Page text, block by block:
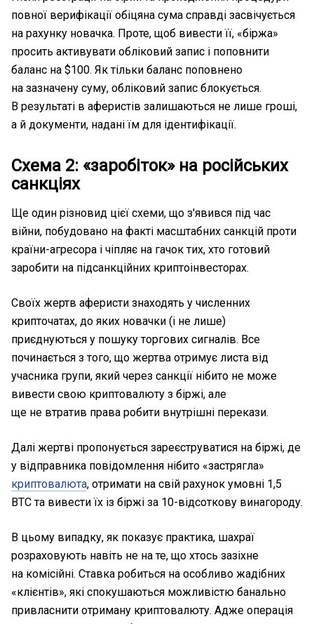
повної верифікації обіцяна сума справді засвічується
на рахунку новачка. Проте, щоб вивести її, «біржа»
просить активувати обліковий запис і поповнити
баланс на $100. Як тільки баланс поповнено
на зазначену суму, обліковий запис блокується.
В результаті в аферистів залишаються не лише гроші,
а й документи, надані їм для ідентифікації.
Схема 2: «заробіток» на російських
санкціях
Ще один різновид цієї схеми, що з'явився під час
війни, побудовано на факті масштабних санкцій проти
країни-агресора і чіпляє на гачок тих, хто готовий
заробити на підсанкційних криптоінвесторах.
Своїх жертв аферисти знаходять у численних
крипточатах, до яких новачки (і не лише)
приєднуються у пошуку торгових сигналів. Все
починається з того, що жертва отримує листа від
учасника групи, який через санкції нібито не може
вивести свою криптовалюту з біржі, але
ще не втратив права робити внутрішні перекази.
Далі жертві пропонується зареєструватися на біржі, де
у відправника повідомлення нібито «застрягла»
криптовалюта, отримати на свій рахунок умовні 1,5
ВТС та вивести їх із біржі за 10-відсоткову винагороду.
В цьому випадку, як показує практика, шахраї
розраховують навіть не на те, що хтось зазіхне
на комісійні. Ставка робиться на особливо жадібних
«клієнтів», які спокушаються можливістю банально
привласнити отриману криптовалюту. Адже операція